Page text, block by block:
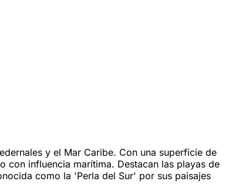
y el Mar Caribe. Con una superficie de
con influencia marítima. Destacan las playas de
como la 'Perla del Sur' por sus paisajes